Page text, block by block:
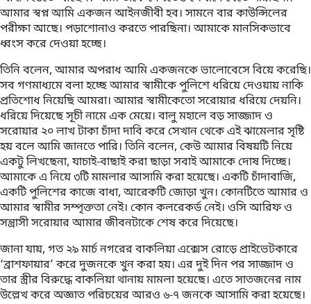
আমার স্বপ্ন আমি একজন আইনজীবী হব। সামনে বার কাউন্সিলের
পরীক্ষা আছে। পড়াশোনাও করতে পারছিনা। আমাকে মানসিকভাবে
ধ্বংস করে দেওয়া হচ্ছে।
তিনি বলেন, আমার অপরাধ আমি একজনকে ভালোবেসে বিয়ে করেছি।
সব গণমাধ্যমে বলা হচ্ছে আমার স্বামীকে পুলিশে ধরিয়ে দেওয়ায় নাকি
প্রতিশোধ নিয়েছি আমরা। আমার স্বামীকেতো সরোয়ার ধরিয়ে দেয়নি।
ধরিয়ে দিয়েছে সূচী নামে এক মেয়ে। বালু মহালে বড় সাজ্জাদ ও
সরোয়ার ২০ লাখ টাকা চাঁদা দাবি করে সেখান থেকে এই ঝামেলার সৃষ্টি
হয় বলে আমি জানতে পারি। তিনি বলেন, কেউ আমার বিষয়টি নিয়ে
একটু লিখছেনা, যাচাই-বাছাই করা ছাড়া সবাই আমাকে দোষ দিচ্ছে।
আমাকে এ নিয়ে ৩টি মামলার আসামি করা হয়েছে। একটি চাঁদাবাজি,
একটি পুলিশের কাজে বাধা, আরেকটি জোড়া খুন। কোনটিতে আমার ও
আমার স্বামীর সম্পৃক্ততা নেই। কোন কলরেকর্ড নেই। ওসি আরিফ ও
সন্ত্রাসী সরোয়ার আমার জীবনটাকে শেষ করে দিয়েছে।
জানা যায়, গত ২৯ মার্চ নগরের বাকলিয়া এক্সেস রোড়ে প্রাইভেটকারে
‘ব্রাশফায়ার’ করে দুজনকে খুন করা হয়। এর দুই দিন পর সাজ্জাদ ও
তার স্ত্রীর বিরুদ্ধে বাকলিয়া থানায় মামলা হয়েছে। এতে সাতজনের নাম
উল্লেখ করে অজ্ঞাত পরিচয়ের আরও ৬-৭ জনকে আসামি করা হয়েছে।